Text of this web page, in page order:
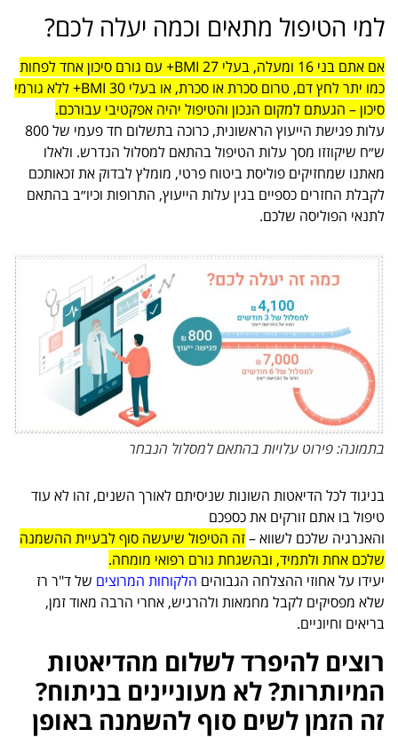
למי הטיפול מתאים וכמה יעלה לכם?
אם אתם בני 16 ומעלה, בעלי BMI 27+ עם גורם סיכון אחד לפחות
כמו יתר לחץ דם, טרום סכרת או סכרת, או בעלי BMI 30+ ללא גורמי
סיכון – הגעתם למקום הנכון והטיפול יהיה אפקטיבי עבורכם.
עלות פגישת הייעוץ הראשונית, כרוכה בתשלום חד פעמי של 800
ש״ח שיקוזזו מסך עלות הטיפול בהתאם למסלול הנדרש. ולאלו
מאתנו שמחזיקים פוליסת ביטוח פרטי, מומלץ לבדוק את זכאותכם
לקבלת החזרים כספיים בגין עלות הייעוץ, התרופות וכיו״ב בהתאם
לתנאי הפוליסה שלכם.
בתמונה: פירוט עלויות בהתאם למסלול הנבחר
בניגוד לכל הדיאטות השונות שניסיתם לאורך השנים, זהו לא עוד
טיפול בו אתם זורקים את כספכם
והאנרגיה שלכם לשווא –זה הטיפול שיעשה סוף לבעיית ההשמנה
שלכם אחת ולתמיד, ובהשגחת גורם רפואי מומחה.
יעידו על אחוזי ההצלחה הגבוהים הלקוחות המרוצים של ד"ר רז
שלא מפסיקים לקבל מחמאות ולהרגיש, אחרי הרבה מאוד זמן,
בריאים וחיוניים.
רוצים להיפרד לשלום מהדיאטות
המיותרות? לא מעוניינים בניתוח?
זה הזמן לשים סוף להשמנה באופן